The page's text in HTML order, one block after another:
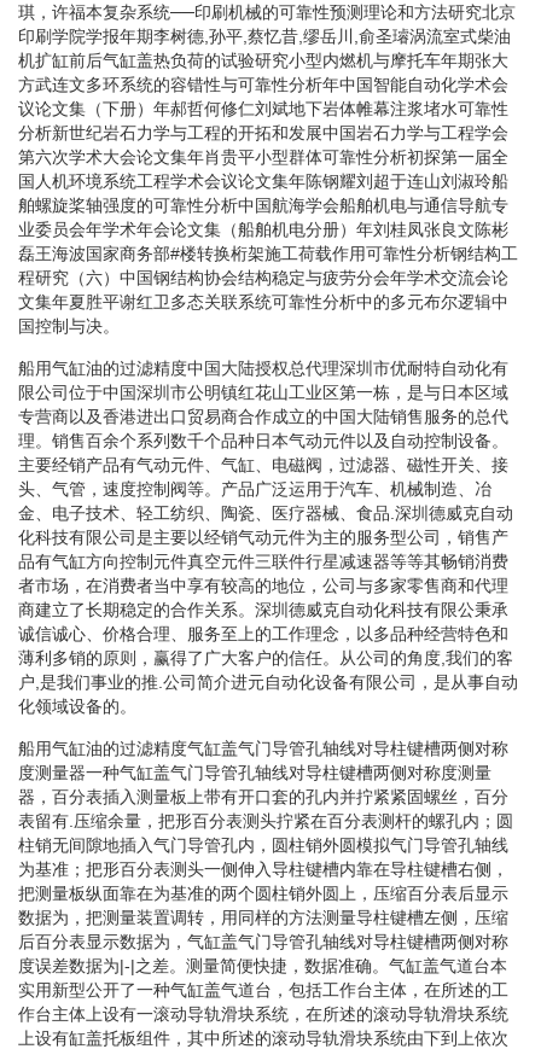
琪，许福本复杂系统──印刷机械的可靠性预测理论和方法研究北京
印刷学院学报年期李树德,孙平,蔡忆昔,缪岳川,俞圣璿涡流室式柴油
机扩缸前后气缸盖热负荷的试验研究小型内燃机与摩托车年期张大
方武连文多环系统的容错性与可靠性分析年中国智能自动化学术会
议论文集（下册）年郝哲何修仁刘斌地下岩体帷幕注浆堵水可靠性
分析新世纪岩石力学与工程的开拓和发展中国岩石力学与工程学会
第六次学术大会论文集年肖贵平小型群体可靠性分析初探第一届全
国人机环境系统工程学术会议论文集年陈钢耀刘超于连山刘淑玲船
舶螺旋桨轴强度的可靠性分析中国航海学会船舶机电与通信导航专
业委员会年学术年会论文集（船舶机电分册）年刘桂凤张良文陈彬
磊王海波国家商务部#楼转换桁架施工荷载作用可靠性分析钢结构工
程研究（六）中国钢结构协会结构稳定与疲劳分会年学术交流会论
文集年夏胜平谢红卫多态关联系统可靠性分析中的多元布尔逻辑中
国控制与决。
船用气缸油的过滤精度中国大陆授权总代理深圳市优耐特自动化有
限公司位于中国深圳市公明镇红花山工业区第一栋，是与日本区域
专营商以及香港进出口贸易商合作成立的中国大陆销售服务的总代
理。销售百余个系列数千个品种日本气动元件以及自动控制设备。
主要经销产品有气动元件、气缸、电磁阀，过滤器、磁性开关、接
头、气管，速度控制阀等。产品广泛运用于汽车、机械制造、冶
金、电子技术、轻工纺织、陶瓷、医疗器械、食品.深圳德威克自动
化科技有限公司是主要以经销气动元件为主的服务型公司，销售产
品有气缸方向控制元件真空元件三联件行星减速器等等其畅销消费
者市场，在消费者当中享有较高的地位，公司与多家零售商和代理
商建立了长期稳定的合作关系。深圳德威克自动化科技有限公秉承
诚信诚心、价格合理、服务至上的工作理念，以多品种经营特色和
薄利多销的原则，赢得了广大客户的信任。从公司的角度,我们的客
户,是我们事业的推.公司简介进元自动化设备有限公司，是从事自动
化领域设备的。
船用气缸油的过滤精度气缸盖气门导管孔轴线对导柱键槽两侧对称
度测量器一种气缸盖气门导管孔轴线对导柱键槽两侧对称度测量
器，百分表插入测量板上带有开口套的孔内并拧紧紧固螺丝，百分
表留有.压缩余量，把形百分表测头拧紧在百分表测杆的螺孔内；圆
柱销无间隙地插入气门导管孔内，圆柱销外圆模拟气门导管孔轴线
为基准；把形百分表测头一侧伸入导柱键槽内靠在导柱键槽右侧，
把测量板纵面靠在为基准的两个圆柱销外圆上，压缩百分表后显示
数据为，把测量装置调转，用同样的方法测量导柱键槽左侧，压缩
后百分表显示数据为，气缸盖气门导管孔轴线对导柱键槽两侧对称
度误差数据为|-|之差。测量简便快捷，数据准确。气缸盖气道台本
实用新型公开了一种气缸盖气道台，包括工作台主体，在所述的工
作台主体上设有一滚动导轨滑块系统，在所述的滚动导轨滑块系统
上设有缸盖托板组件，其中所述的滚动导轨滑块系统由下到上依次